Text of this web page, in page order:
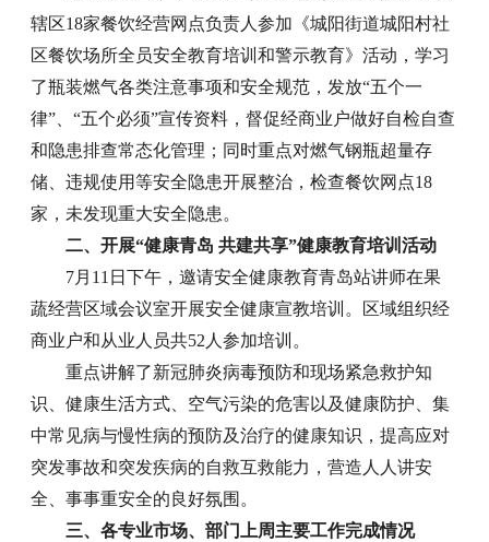
辖区18家餐饮经营网点负责人参加《城阳街道城阳村社
区餐饮场所全员安全教育培训和警示教育》活动，学习
了瓶装燃气各类注意事项和安全规范，发放“五个一
律”、“五个必须”宣传资料，督促经商业户做好自检自查
和隐患排查常态化管理；同时重点对燃气钢瓶超量存
储、违规使用等安全隐患开展整治，检查餐饮网点18
家，未发现重大安全隐患。
二、开展“健康青岛 共建共享”健康教育培训活动
7月11日下午，邀请安全健康教育青岛站讲师在果
蔬经营区域会议室开展安全健康宣教培训。区域组织经
商业户和从业人员共52人参加培训。
重点讲解了新冠肺炎病毒预防和现场紧急救护知
识、健康生活方式、空气污染的危害以及健康防护、集
中常见病与慢性病的预防及治疗的健康知识，提高应对
突发事故和突发疾病的自救互救能力，营造人人讲安
全、事事重安全的良好氛围。
三、各专业市场、部门上周主要工作完成情况